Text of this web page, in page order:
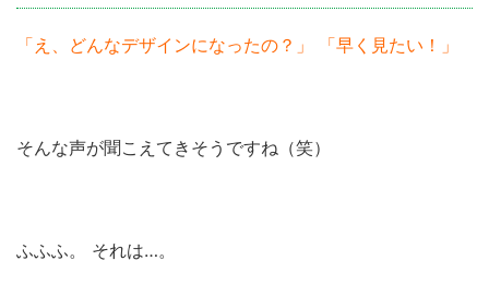
「え、どんなデザインになったの？」 「早く見たい！」
そんな声が聞こえてきそうですね（笑）
ふふふ。 それは…。